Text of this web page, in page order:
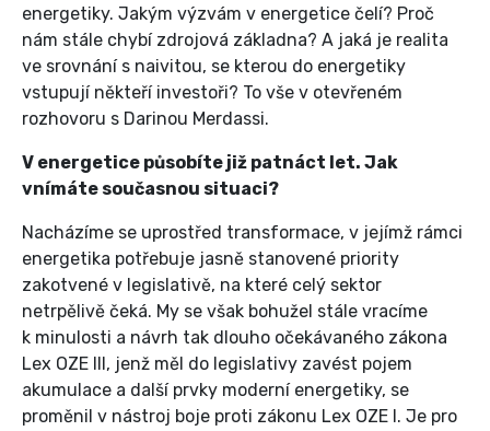
energetiky. Jakým výzvám v energetice čelí? Proč
nám stále chybí zdrojová základna? A jaká je realita
ve srovnání s naivitou, se kterou do energetiky
vstupují někteří investoři? To vše v otevřeném
rozhovoru s Darinou Merdassi.
V energetice působíte již patnáct let. Jak
vnímáte současnou situaci?
Nacházíme se uprostřed transformace, v jejímž rámci
energetika potřebuje jasně stanovené priority
zakotvené v legislativě, na které celý sektor
netrpělivě čeká. My se však bohužel stále vracíme
k minulosti a návrh tak dlouho očekávaného zákona
Lex OZE III, jenž měl do legislativy zavést pojem
akumulace a další prvky moderní energetiky, se
proměnil v nástroj boje proti zákonu Lex OZE I. Je pro